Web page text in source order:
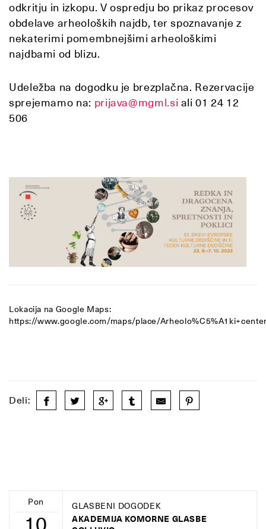
odkritju in izkopu. V ospredju bo prikaz procesov
obdelave arheoloških najdb, ter spoznavanje z
nekaterimi pomembnejšimi arheološkimi
najdbami od blizu.
Udeležba na dogodku je brezplačna. Rezervacije
sprejemamo na: prijava@mgml.si ali 01 24 12
506
Lokacija na Google Maps:
https://www.google.com/maps/place/
Deli:
Pon GLASBENI DOGODEK
AKADEMIJA KOMORNE GLASBE